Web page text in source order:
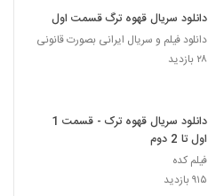
دانلود سریال قهوه ترگ قسمت اول
دانلود فیلم و سریال ایرانی بصورت قانونی
۲۸ بازدید
دانلود سریال قهوه ترک - قسمت 1
اول تا 2 دوم
فیلم کده
۹۱۵ بازدید